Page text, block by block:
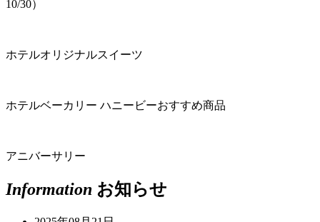
10/30）
ホテルオリジナルスイーツ
ホテルベーカリー ハニービーおすすめ商品
アニバーサリー
Information お知らせ